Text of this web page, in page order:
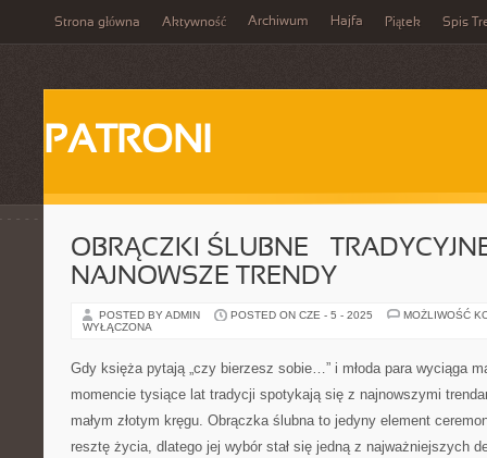
Strona główna Aktywność Archiwum Hajfa Piątek Spis
PATRONI
OBRĄCZKI ŚLUBNE –
NAJNOWSZE TRENDY
POSTED BY ADMIN POSTED ON CZE - 5 - 2025
MOŻLIWOŚĆ
WYŁĄCZONA
Gdy księża pytają „czy bierzesz sobie…” i młoda para wyciąga
momencie tysiące lat tradycji spotykają się z najnowszymi
małym złotym kręgu. Obrączka ślubna to jedyny element
resztę życia, dlatego jej wybór stał się jedną z najważniejszych